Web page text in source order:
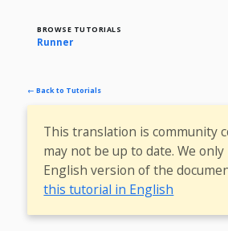
BROWSE TUTORIALS
Runner
← Back to Tutorials
This translation is community
may not be up to date. We
English version of the
this tutorial in English